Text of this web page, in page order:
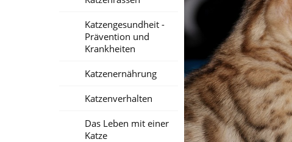
Katzengesundheit -
Prävention und
Krankheiten
Katzenernährung
Katzenverhalten
Das Leben mit einer
Katze